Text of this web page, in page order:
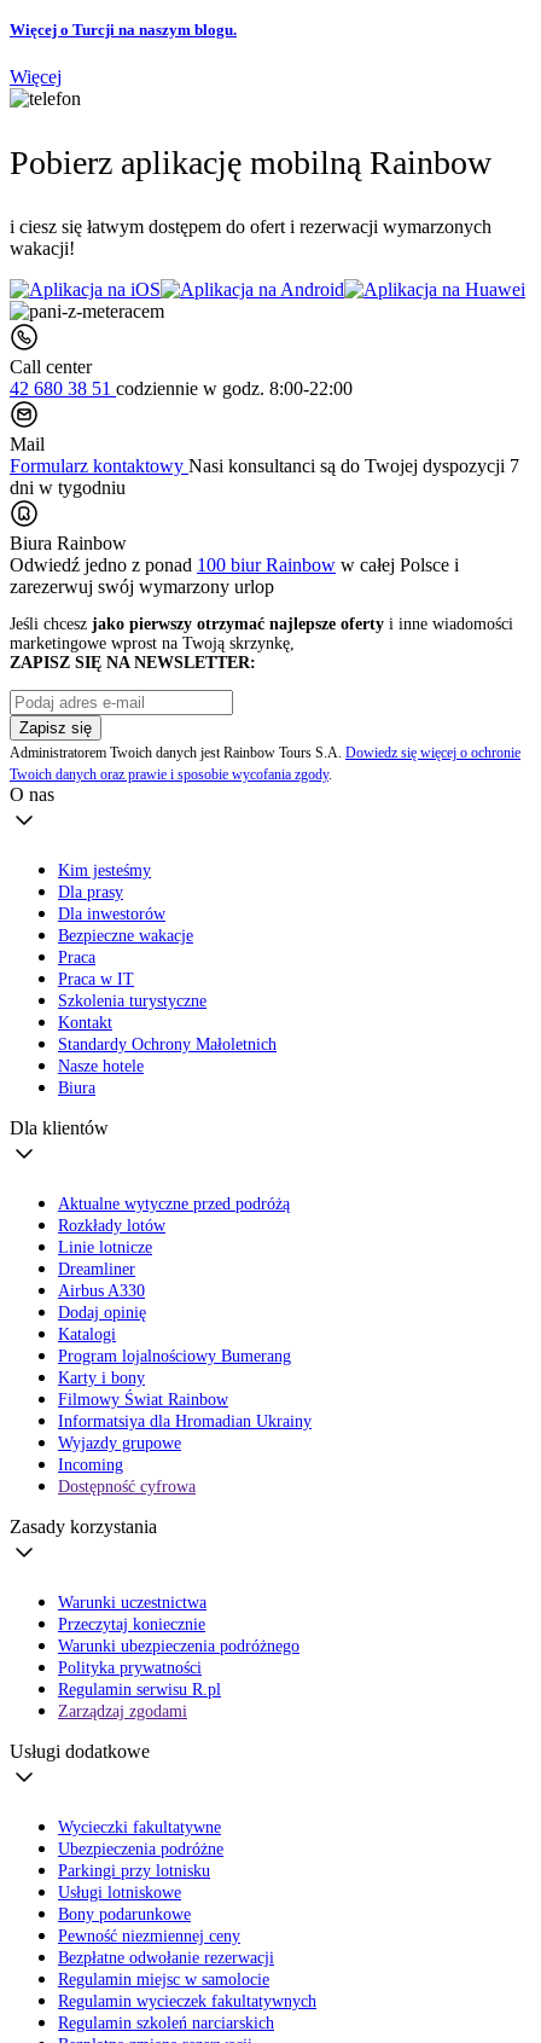
Więcej o Turcji na naszym blogu.
Więcej
Pobierz aplikację mobilną Rainbow
i ciesz się łatwym dostępem do ofert i rezerwacji wymarzonych
wakacji!
Call center
42 680 38 51 codziennie w godz. 8:00-22:00
Mail
Formularz kontaktowy Nasi konsultanci są do Twojej dyspozycji 7
dni w tygodniu
Biura Rainbow
Odwiedź jedno z ponad 100 biur Rainbow w całej Polsce i
zarezerwuj swój wymarzony urlop
Jeśli chcesz jako pierwszy otrzymać najlepsze oferty i inne wiadomości
marketingowe wprost na Twoją skrzynkę,
ZAPISZ SIĘ NA NEWSLETTER:
Zapisz się
Administratorem Twoich danych jest Rainbow Tours S.A. Dowiedz się więcej o ochronie
Twoich danych oraz prawie i sposobie wycofania zgody.
O nas
Kim jesteśmy
Dla prasy
Dla inwestorów
Bezpieczne wakacje
Praca
Praca w IT
Szkolenia turystyczne
Kontakt
Standardy Ochrony Małoletnich
Nasze hotele
Biura
Dla klientów
Aktualne wytyczne przed podróżą
Rozkłady lotów
Linie lotnicze
Dreamliner
Airbus A330
Dodaj opinię
Katalogi
Program lojalnościowy Bumerang
Karty i bony
Filmowy Świat Rainbow
Informatsiya dla Hromadian Ukrainy
Wyjazdy grupowe
Incoming
Dostępność cyfrowa
Zasady korzystania
Warunki uczestnictwa
Przeczytaj koniecznie
Warunki ubezpieczenia podróżnego
Polityka prywatności
Regulamin serwisu R.pl
Zarządzaj zgodami
Usługi dodatkowe
Wycieczki fakultatywne
Ubezpieczenia podróżne
Parkingi przy lotnisku
Usługi lotniskowe
Bony podarunkowe
Pewność niezmiennej ceny
Bezpłatne odwołanie rezerwacji
Regulamin miejsc w samolocie
Regulamin wycieczek fakultatywnych
Regulamin szkoleń narciarskich